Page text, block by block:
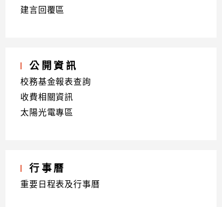
建言回覆區
公開資訊
校務基金報表查詢
收費相關資訊
太陽光電專區
行事曆
重要日程表及行事曆